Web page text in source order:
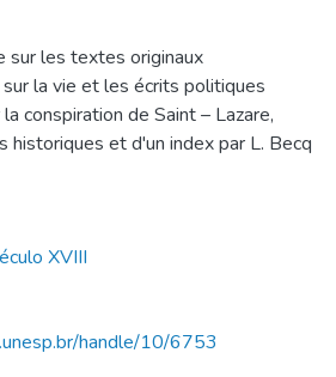
sur les textes originaux
la vie et les écrits politiques
conspiration de Saint – Lazare,
historiques et d'un index par L. Becq
XVIII
handle/10/6753